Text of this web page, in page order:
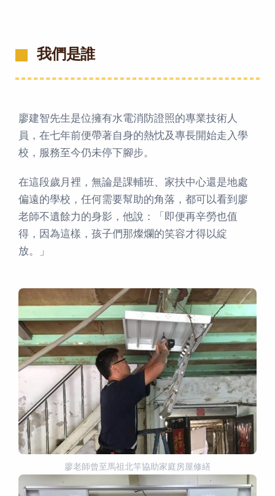
我們是誰
廖建智先生是位擁有水電消防證照的專業技術人
員，在七年前便帶著自身的熱忱及專長開始走入學
校，服務至今仍未停下腳步。
在這段歲月裡，無論是課輔班、家扶中心還是地處
偏遠的學校，任何需要幫助的角落，都可以看到廖
老師不遺餘力的身影，他說：「即便再辛勞也值
得，因為這樣，孩子們那燦爛的笑容才得以綻
放。」
廖老師曾至馬祖北竿協助家庭房屋修繕